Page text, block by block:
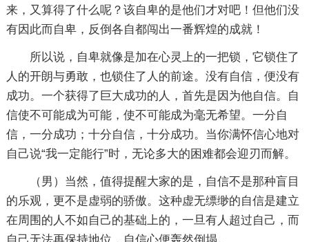
来，又算得了什么呢？该自卑的是他们才对吧！但他们没
有因此而自卑，反倒各自都闯出一番辉煌的成就！
所以说，自卑就像是加在心灵上的一把锁，它锁住了
人的开朗与勇敢，也锁住了人的前途。没有自信，便没有
成功。一个获得了巨大成功的人，首先是因为他自信。自
信使不可能成为可能，使不可能成为毫无希望。一分自
信，一分成功；十分自信，十分成功。当你满怀信心地对
自己说“我一定能行”时，无论多大的困难都会迎刃而解。
（男）当然，值得提醒大家的是，自信不是那种盲目
的乐观，更不是虚弱的骄傲。这种虚无缥缈的自信是建立
在周围的人不如自己的基础上的，一旦有人超过自己，而